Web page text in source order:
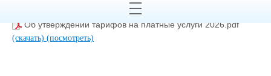
оказываемых МАУ ДО СТиЭ Конжак.pdf
Об утверждении тарифов на платные услуги 2026.pdf
(скачать) (посмотреть)